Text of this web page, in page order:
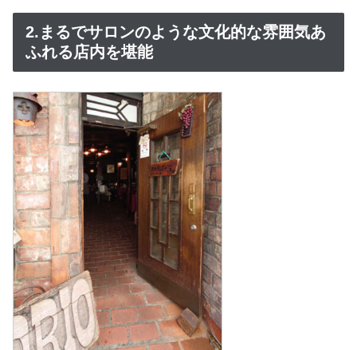
2.まるでサロンのような文化的な雰囲気あ
ふれる店内を堪能